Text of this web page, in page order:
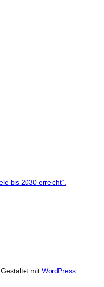
bis 2030 erreicht“.
Gestaltet mit WordPress